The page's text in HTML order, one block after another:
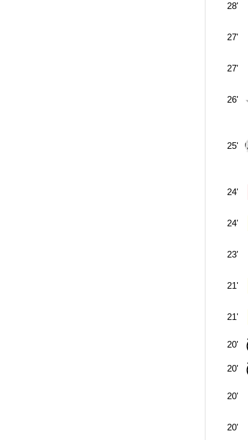
28'
27'
27'
26'
25'
24'
24'
23'
21'
21'
20'
20'
20'
20'